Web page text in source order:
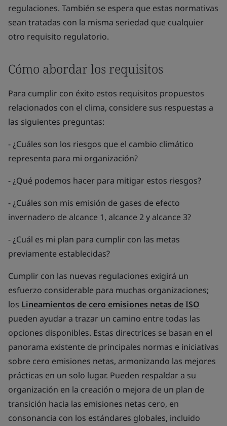
regulaciones. También se espera que estas normativas
sean tratadas con la misma seriedad que cualquier
otro requisito regulatorio.
Cómo abordar los requisitos
Para cumplir con éxito estos requisitos propuestos
relacionados con el clima, considere sus respuestas a
las siguientes preguntas:
- ¿Cuáles son los riesgos que el cambio climático
representa para mi organización?
- ¿Qué podemos hacer para mitigar estos riesgos?
- ¿Cuáles son mis emisión de gases de efecto
invernadero de alcance 1, alcance 2 y alcance 3?
- ¿Cuál es mi plan para cumplir con las metas
previamente establecidas?
Cumplir con las nuevas regulaciones exigirá un
esfuerzo considerable para muchas organizaciones;
los Lineamientos de cero emisiones netas de ISO
pueden ayudar a trazar un camino entre todas las
opciones disponibles. Estas directrices se basan en el
panorama existente de principales normas e iniciativas
sobre cero emisiones netas, armonizando las mejores
prácticas en un solo lugar. Pueden respaldar a su
organización en la creación o mejora de un plan de
transición hacia las emisiones netas cero, en
consonancia con los estándares globales, incluido